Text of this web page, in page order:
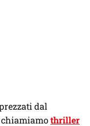
dal
chiamiamothriller